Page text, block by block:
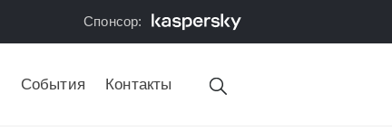
Спонсор:
События Контакты